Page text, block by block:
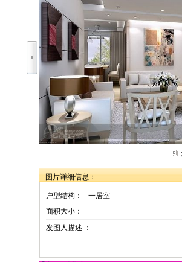
图片详细信息：
户型结构： 一居室
面积大小：
发图人描述 ：